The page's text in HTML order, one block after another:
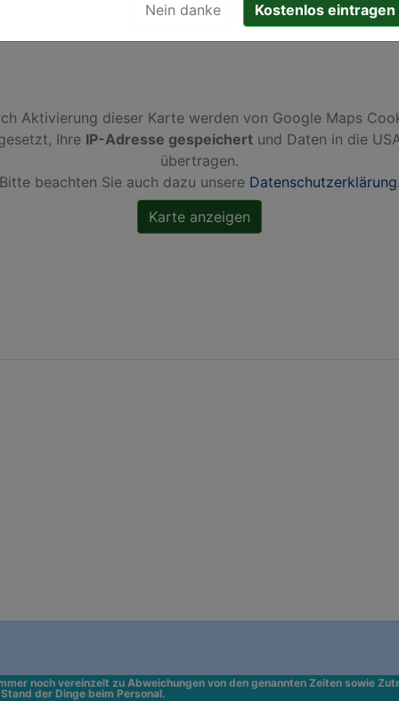
noch vereinzelt zu Abweichungen von den genannten Zeiten sowie
der Dinge beim Personal.
Aktivierung dieser Karte werden von Google Maps
Ihre IP-Adresse gespeichert und Daten in die
übertragen.
beachten Sie auch dazu unsere Datenschutzerklärung.
Nein danke Kostenlos eintragen